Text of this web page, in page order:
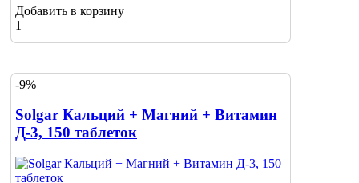
Добавить в корзину
1
-9%
Solgar Кальций + Магний + Витамин
Д-3, 150 таблеток